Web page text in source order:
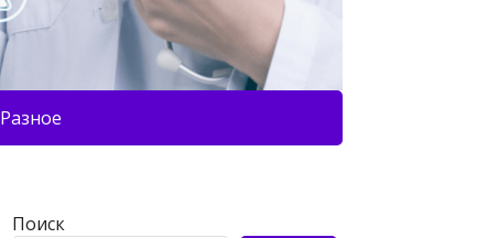
Разное
Поиск